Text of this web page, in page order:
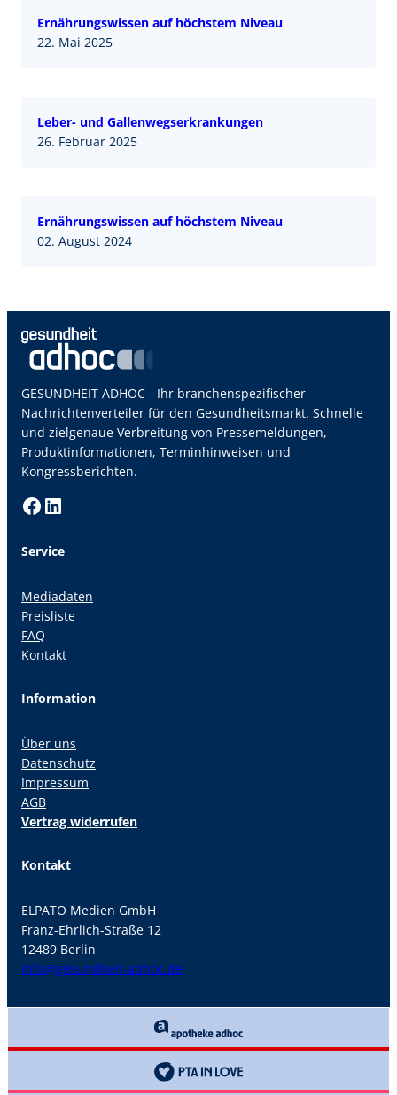
Ernährungswissen auf höchstem Niveau
22. Mai 2025
Leber- und Gallenwegserkrankungen
26. Februar 2025
Ernährungswissen auf höchstem Niveau
02. August 2024
GESUNDHEIT ADHOC – Ihr branchenspezifischer
Nachrichtenverteiler für den Gesundheitsmarkt. Schnelle
und zielgenaue Verbreitung von Pressemeldungen,
Produktinformationen, Terminhinweisen und
Kongressberichten.
Facebook LinkedIn
Service
Mediadaten
Preisliste
FAQ
Kontakt
Information
Über uns
Datenschutz
Impressum
AGB
Vertrag widerrufen
Kontakt
ELPATO Medien GmbH
Franz-Ehrlich-Straße 12
12489 Berlin
info@gesundheit-adhoc.de